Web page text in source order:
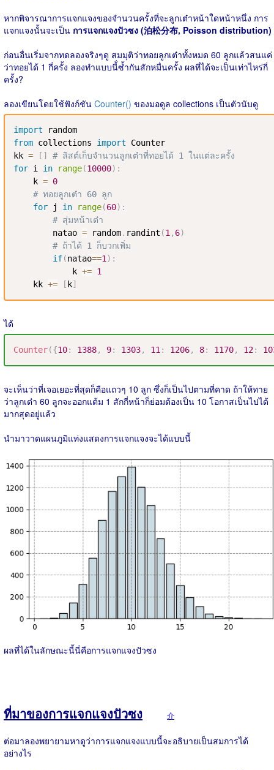
หากพิจารณาการแจกแจงของจำนวนครั้งที่จะลูกเต๋าหน้าใดหน้าหนึ่ง การ
แจกแจงนั้นจะเป็น การแจกแจงปัวซง (泊松分布, Poisson distribution)
ก่อนอื่นเริ่มจากทดลองจริงๆดู สมมุติว่าทอยลูกเต๋าทั้งหมด 60 ลูกแล้วสนแค่
ว่าทอยได้ 1 กี่ครั้ง ลองทำแบบนี้่ซ้ำกันสักหมื่นครั้ง ผลที่ได้จะเป็นเท่าไหร่กี่
ครั้ง?
ลองเขียนโดยใช้ฟังก์ชัน Counter() ของมอดูล collections เป็นตัวนับดู
import
from collections import Counter
kk = [ ]
# ลิสต์เก็บจำนวนลูกเต๋าที่ทอยได้ 1 ในแต่ละครั้ง
for i in range(10000) :
    k
= 0
# ทอยลูกเต๋า 60 ลูก
for j in range(60) :
# สุ่มหน้าเต๋า
        natao
= random. randint (1 , 6)
# ถ้าได้ 1 ก็บวกเพิ่ม
if(natao==1 ) :
            k
+= 1
    kk
+= [ k]
ได้
Counter({10: 1388, 9: 1303, 11 : 1206, 8: 1170, 12:
จะเห็นว่าที่เจอเยอะที่สุดก็คือแถวๆ 10 ลูก ซึ่งก็เป็นไปตามที่คาด ถ้าให้ทาย
ว่าลูกเต๋า 60 ลูกจะออกแต้ม 1 สักกี่หน้าก็ย่อมต้องเป็น 10 โอกาสเป็นไปได้
มากสุดอยู่แล้ว
นำมาวาดแผนภูมิแท่งแสดงการแจกแจงจะได้แบบนี้
ผลที่ได้ในลักษณะนี้นี่คือการแจกแจงปัวซง
ที่มาของการแจกแจงปัวซง 介
ต่อมาลองพยายามหาดูว่าการแจกแจงแบบนี้จะอธิบายเป็นสมการได้
อย่างไร